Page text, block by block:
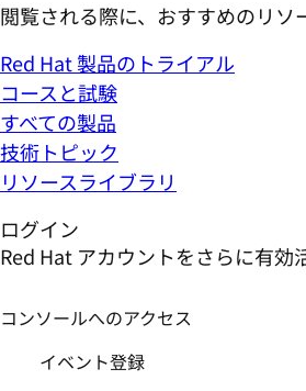
閲覧される際に、おすすめのリソ
Red Hat 製品のトライアル
コースと試験
すべての製品
技術トピック
リソースライブラリ
ログイン
Red Hat アカウントをさらに有効
コンソールへのアクセス
イベント登録